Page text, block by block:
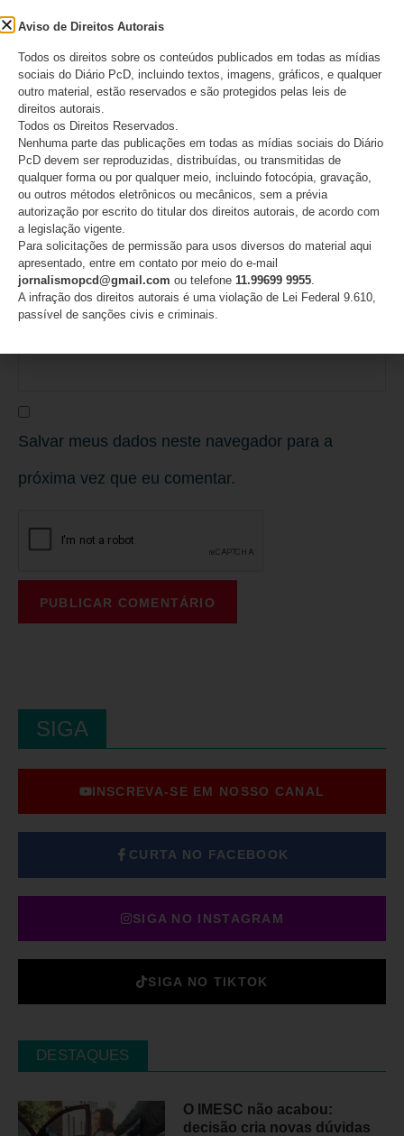
Nome *
E-mail*
Site
Salvar meus dados neste navegador para a
próxima vez que eu comentar.
SIGA
INSCREVA-SE EM NOSSO CANAL
CURTA NO FACEBOOK
SIGA NO INSTAGRAM
SIGA NO TIKTOK
DESTAQUES
O IMESC não acabou:
decisão cria novas dúvidas
Aviso de Direitos Autorais
Todos os direitos sobre os conteúdos publicados em todas as mídias
sociais do Diário PcD, incluindo textos, imagens, gráficos, e qualquer
outro material, estão reservados e são protegidos pelas leis de
direitos autorais.
Todos os Direitos Reservados.
Nenhuma parte das publicações em todas as mídias sociais do Diário
PcD devem ser reproduzidas, distribuídas, ou transmitidas de
qualquer forma ou por qualquer meio, incluindo fotocópia, gravação,
ou outros métodos eletrônicos ou mecânicos, sem a prévia
autorização por escrito do titular dos direitos autorais, de acordo com
a legislação vigente.
Para solicitações de permissão para usos diversos do material aqui
apresentado, entre em contato por meio do e-mail
jornalismopcd@gmail.com ou telefone 11.99699 9955
A infração dos direitos autorais é uma violação de Lei Federal 9.610,
passível de sanções civis e criminais.